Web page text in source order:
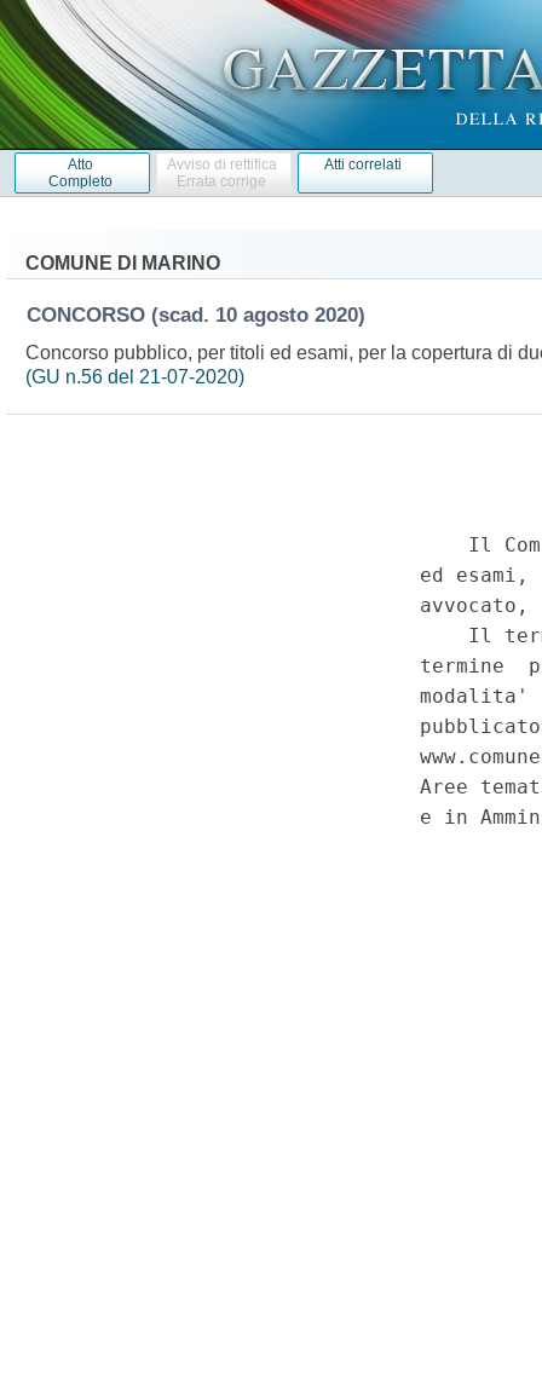
Atto
Completo
Avviso di rettifica
Errata corrige
Atti correlati
COMUNE DI MARINO
CONCORSO (scad. 10 agosto 2020)
Concorso pubblico, per titoli ed esami, per la copertura di
(GU n.56 del 21-07-2020)